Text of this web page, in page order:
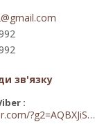
https://invite.viber.com/?g2=AQBXJiSwIKj9N0wsLWM5JifCoZ3k4Lza4fq58RAqpi3Qaj4OiaoTVb4yP1q7iB6e